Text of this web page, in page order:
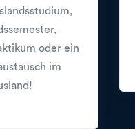
oder ein
im